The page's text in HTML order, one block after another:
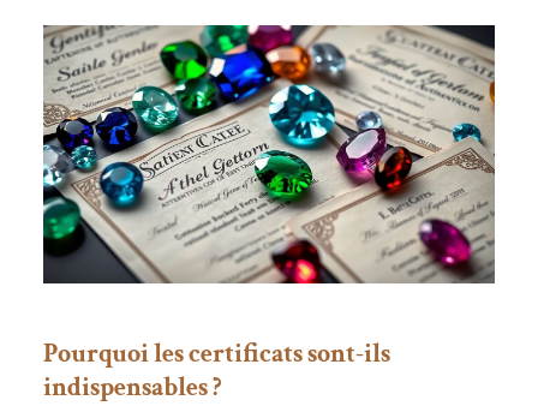
Pourquoi les certificats sont-ils
indispensables ?